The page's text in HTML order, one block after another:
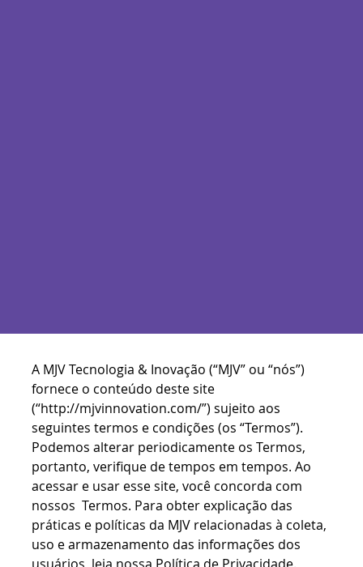
A MJV Tecnologia & Inovação (“MJV” ou “nós”)
fornece o conteúdo deste site
(“http://mjvinnovation.com/”) sujeito aos
seguintes termos e condições (os “Termos”).
Podemos alterar periodicamente os Termos,
portanto, verifique de tempos em tempos. Ao
acessar e usar esse site, você concorda com
nossos Termos. Para obter explicação das
práticas e políticas da MJV relacionadas à coleta,
uso e armazenamento das informações dos